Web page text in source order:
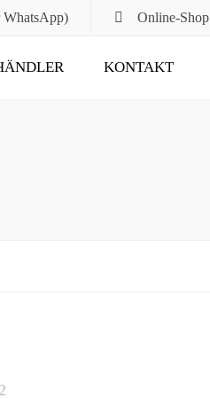
WhatsApp) Online-Shop
KONTAKT